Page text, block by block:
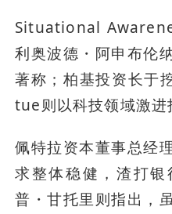
Situational
利奥波德・阿申布伦
著称；柏基投资长于
tue则以科技领域激进
佩特拉资本董事总经
求整体稳健，渣打
普・甘托里则指出，